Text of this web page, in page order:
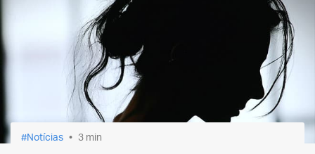
Notícias 3 min